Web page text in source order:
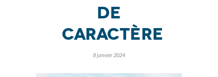
de
caractère
8 janvier 2024